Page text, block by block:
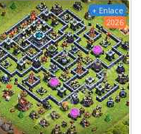
+ Enlace
2026